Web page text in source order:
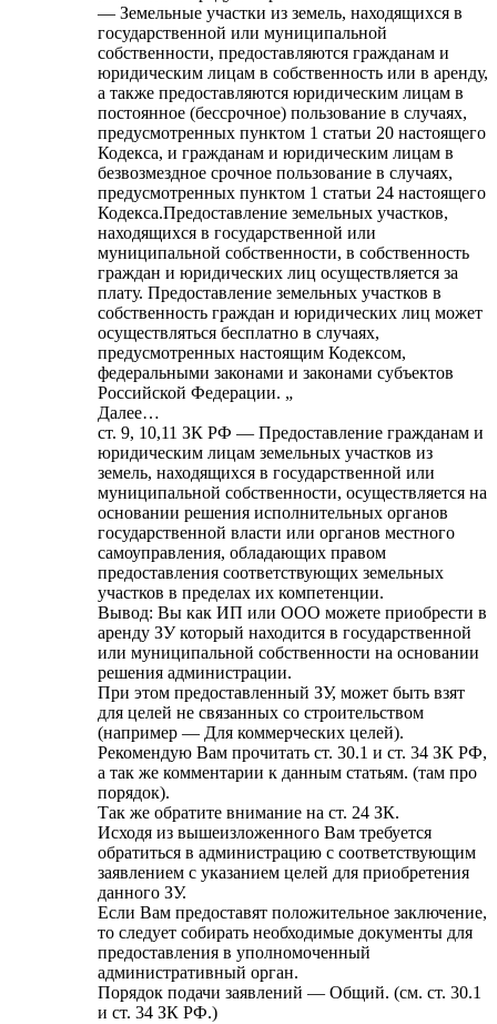
— Земельные участки из земель, находящихся в
государственной или муниципальной
собственности, предоставляются гражданам и
юридическим лицам в собственность или в аренду,
а также предоставляются юридическим лицам в
постоянное (бессрочное) пользование в случаях,
предусмотренных пунктом 1 статьи 20 настоящего
Кодекса, и гражданам и юридическим лицам в
безвозмездное срочное пользование в случаях,
предусмотренных пунктом 1 статьи 24 настоящего
Кодекса.Предоставление земельных участков,
находящихся в государственной или
муниципальной собственности, в собственность
граждан и юридических лиц осуществляется за
плату. Предоставление земельных участков в
собственность граждан и юридических лиц может
осуществляться бесплатно в случаях,
предусмотренных настоящим Кодексом,
федеральными законами и законами субъектов
Российской Федерации. „
Далее…
ст. 9, 10,11 ЗК РФ — Предоставление гражданам и
юридическим лицам земельных участков из
земель, находящихся в государственной или
муниципальной собственности, осуществляется на
основании решения исполнительных органов
государственной власти или органов местного
самоуправления, обладающих правом
предоставления соответствующих земельных
участков в пределах их компетенции.
Вывод: Вы как ИП или ООО можете приобрести в
аренду ЗУ который находится в государственной
или муниципальной собственности на основании
решения администрации.
При этом предоставленный ЗУ, может быть взят
для целей не связанных со строительством
(например — Для коммерческих целей).
Рекомендую Вам прочитать ст. 30.1 и ст. 34 ЗК РФ,
а так же комментарии к данным статьям. (там про
порядок).
Так же обратите внимание на ст. 24 ЗК.
Исходя из вышеизложенного Вам требуется
обратиться в администрацию с соответствующим
заявлением с указанием целей для приобретения
данного ЗУ.
Если Вам предоставят положительное заключение,
то следует собирать необходимые документы для
предоставления в уполномоченный
административный орган.
Порядок подачи заявлений — Общий. (см. ст. 30.1
и ст. 34 ЗК РФ.)